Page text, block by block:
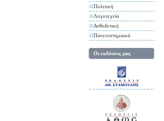
Πολιτική
Λογοτεχνία
Ανθοδετική
Πανεπιστημιακά
Οι εκδόσεις μας